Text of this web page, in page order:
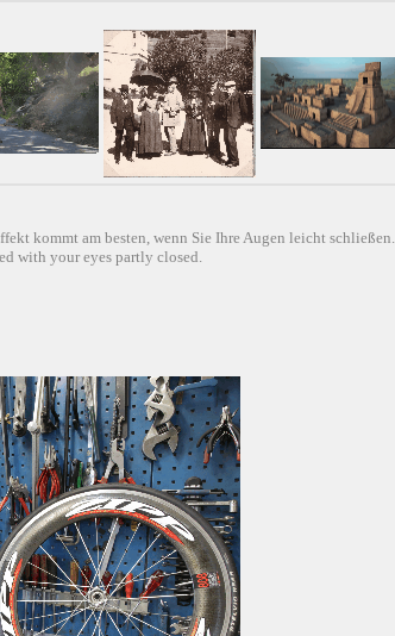
kommt am besten, wenn Sie Ihre Augen leicht schließen.
with your eyes partly closed.